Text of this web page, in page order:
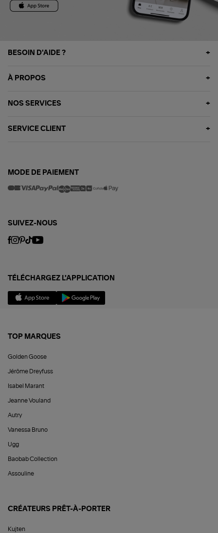
BESOIN D'AIDE ?
À PROPOS
NOS SERVICES
SERVICE CLIENT
MODE DE PAIEMENT
SUIVEZ-NOUS
TÉLÉCHARGEZ L'APPLICATION
TOP MARQUES
Golden Goose
Jérôme Dreyfuss
Isabel Marant
Jeanne Vouland
Autry
Vanessa Bruno
Ugg
Baobab Collection
Assouline
CRÉATEURS PRÊT-À-PORTER
Kujten